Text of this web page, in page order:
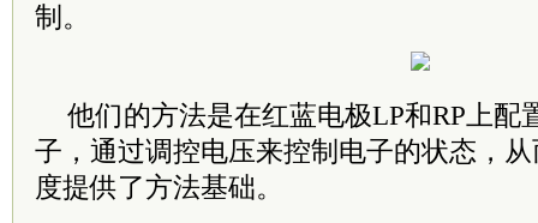
制。
他们的方法是在红蓝电极LP和RP上配
子，通过调控电压来控制电子的状态，
度提供了方法基础。